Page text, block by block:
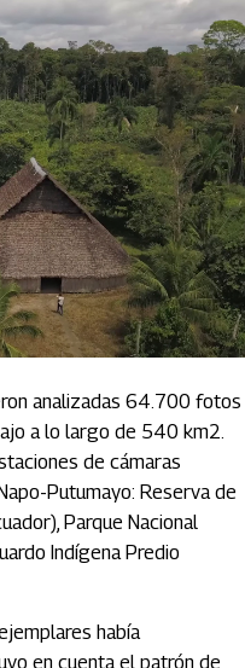
analizadas 64.700 fotos
a lo largo de 540 km2.
de cámaras
Putumayo: Reserva de
Parque Nacional
Indígena Predio
había
en cuenta el patrón de